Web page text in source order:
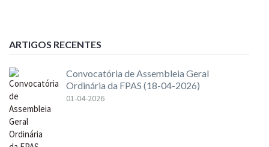
ARTIGOS RECENTES
Convocatória de Assembleia Geral
Ordinária da FPAS (18-04-2026)
01-04-2026